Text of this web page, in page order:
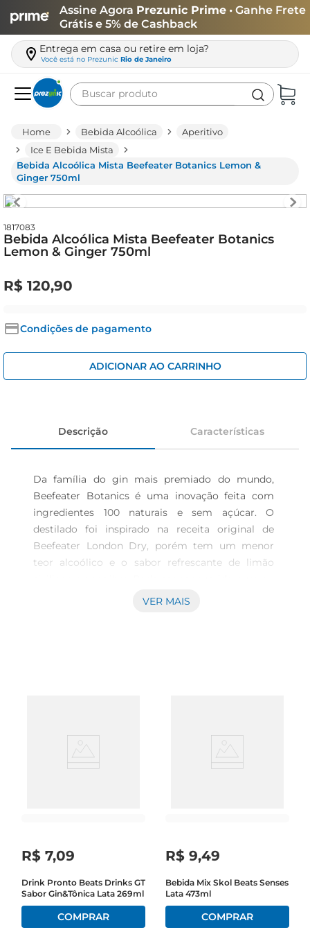
Assine Agora Prezunic Prime • Ganhe Frete
Grátis e 5% de Cashback
Entrega em casa ou retire em loja?
Você está no Prezunic Rio de Janeiro
Buscar produto
Bebida Alcoólica
Aperitivo
Ice E Bebida Mista
Bebida Alcoólica Mista Beefeater Botanics Lemon &
Ginger 750ml
1817083
Bebida Alcoólica Mista Beefeater Botanics
Lemon & Ginger 750ml
R$ 120,90
Condições de pagamento
ADICIONAR AO CARRINHO
Descrição Características
Da família do gin mais premiado do mundo,
Beefeater Botanics é uma inovação feita com
ingredientes 100 naturais e sem açúcar. O
destilado foi inspirado na receita original de
Beefeater London Dry, porém tem um menor
teor alcoólico e o sabor refrescante de limão
em drinks. O Beefeater Botanics de 750 ml
VER MAIS
R$ 7,09
Drink Pronto Beats Drinks GT
Sabor Gin&Tônica Lata 269ml
R$ 9,49
Bebida Mix Skol Beats Senses
Lata 473ml
leite
arroz
azeite
papel higiênico